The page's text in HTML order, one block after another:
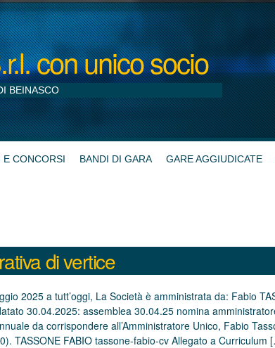
con unico socio
BEINASCO
E CONCORSI BANDI DI GARA GARE AGGIUDICATE
di vertice
2025 a tutt’oggi, La Società è amministrata da: Fabio
30.04.2025: assemblea 30.04.25 nomina
da corrispondere all’Amministratore Unico, Fabio
TASSONE FABIO tassone-fabio-cv Allegato a Curriculum